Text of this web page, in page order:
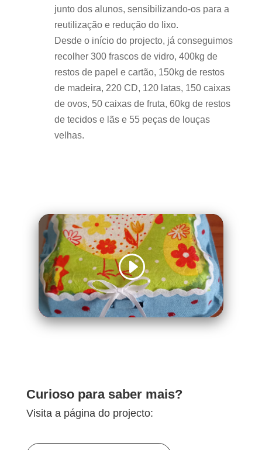
junto dos alunos, sensibilizando-os para a
reutilização e redução do lixo.
Desde o início do projecto, já conseguimos
recolher 300 frascos de vidro, 400kg de
restos de papel e cartão, 150kg de restos
de madeira, 220 CD, 120 latas, 150 caixas
de ovos, 50 caixas de fruta, 60kg de restos
de tecidos e lãs e 55 peças de louças
velhas.
Curioso para saber mais?
Visita a página do projecto: